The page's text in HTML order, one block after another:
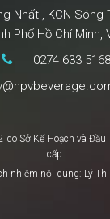
Hè
Nhất , KCN Sóng
Phố Hồ Chí Minh,
0274 633 5168
do Sở Kế Hoạch và
cấp.
nhiệm nội dung: Lý